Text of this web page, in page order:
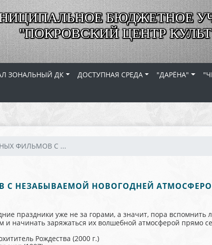
БЮДЖЕТНОЕ
"ПОКРОВСКИЙ ЦЕНТР
ЗОНАЛЬНЫЙ ДК ДОСТУПНАЯ СРЕДА "ДАРЁНА"
ФИЛЬМОВ С ...
С НЕЗАБЫВАЕМОЙ НОВОГОДНЕЙ
праздники уже не за горами, а значит, пора
и начинать заряжаться их волшебной атмосферой прямо
Рождества (2000 г.)